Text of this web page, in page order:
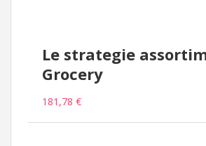
Le strategie
Grocery
181,78 €